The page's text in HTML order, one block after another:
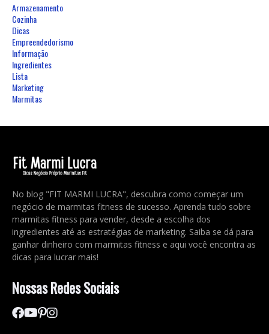
Armazenamento
Cozinha
Dicas
Empreendedorismo
Informação
Ingredientes
Lista
Marketing
Marmitas
No blog "FIT MARMI LUCRA", descubra como começar um
negócio de marmitas fitness de sucesso. Aprenda tudo sobre
marmitas fitness para vender, desde a escolha dos
ingredientes até as estratégias de marketing. Saiba se dá para
ganhar dinheiro com marmitas fitness e aqui você encontra as
dicas para lucrar mais!
Nossas Redes Sociais